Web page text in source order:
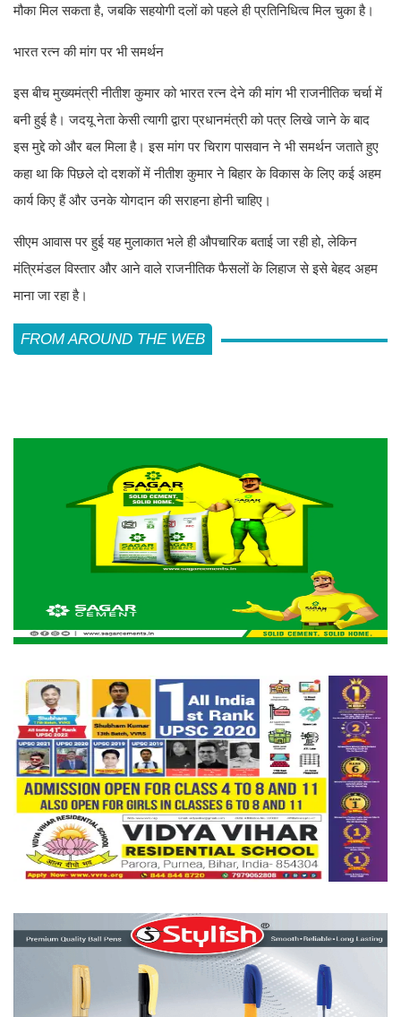
मौका मिल सकता है, जबकि सहयोगी दलों को पहले ही प्रतिनिधित्व मिल चुका है।
भारत रत्न की मांग पर भी समर्थन
इस बीच मुख्यमंत्री नीतीश कुमार को भारत रत्न देने की मांग भी राजनीतिक चर्चा में
बनी हुई है। जदयू नेता केसी त्यागी द्वारा प्रधानमंत्री को पत्र लिखे जाने के बाद
इस मुद्दे को और बल मिला है। इस मांग पर चिराग पासवान ने भी समर्थन जताते हुए
कहा था कि पिछले दो दशकों में नीतीश कुमार ने बिहार के विकास के लिए कई अहम
कार्य किए हैं और उनके योगदान की सराहना होनी चाहिए।
सीएम आवास पर हुई यह मुलाकात भले ही औपचारिक बताई जा रही हो, लेकिन
मंत्रिमंडल विस्तार और आने वाले राजनीतिक फैसलों के लिहाज से इसे बेहद अहम
माना जा रहा है।
FROM AROUND THE WEB